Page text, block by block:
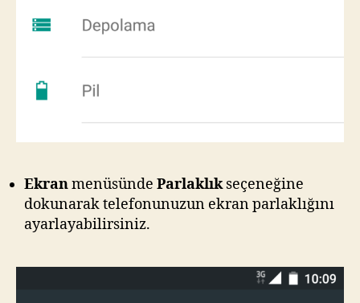
Ekranmenüsünde Parlaklıkseçeneğine
dokunarak telefonunuzun ekran parlaklığını
ayarlayabilirsiniz.